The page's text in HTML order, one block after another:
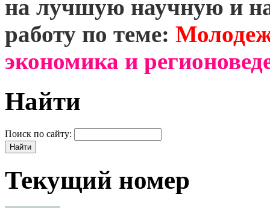
на лучшую научную и
работу по теме:
экономика и
Найти
Поиск по сайту:
Текущий номер